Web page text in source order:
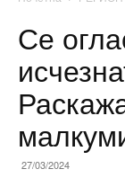
Се
27/03/2024